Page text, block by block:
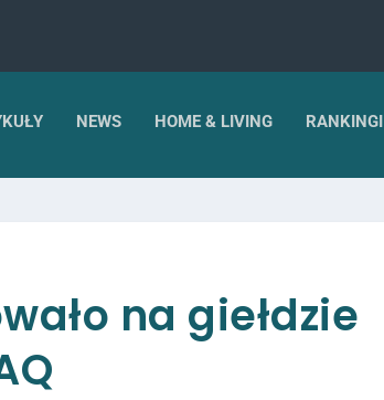
NEWS HOME & LIVING RANKINGI
na giełdzie